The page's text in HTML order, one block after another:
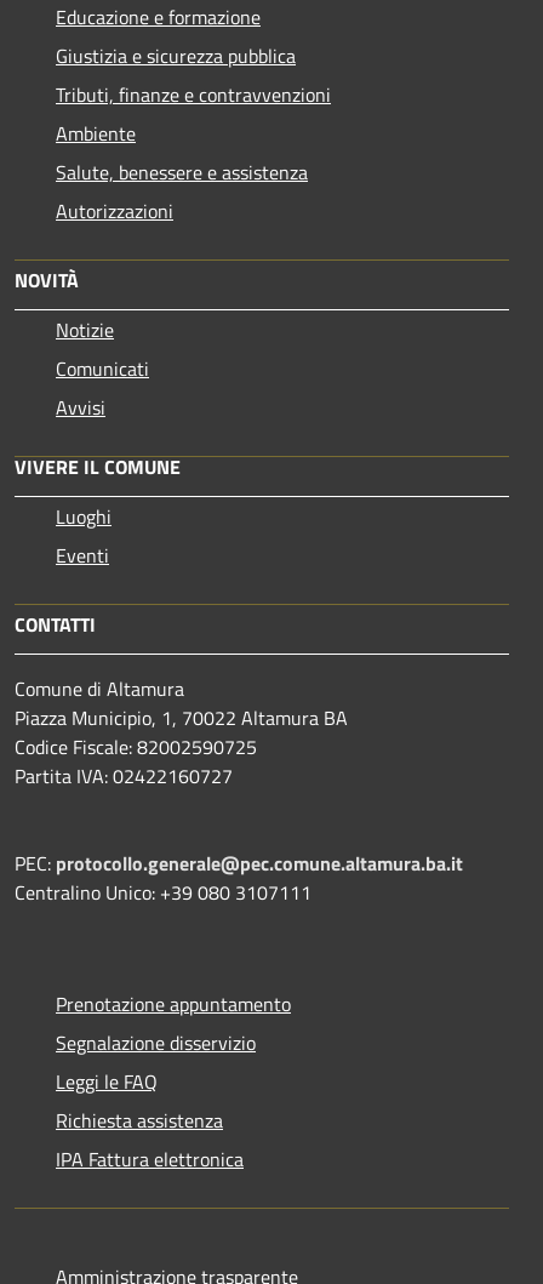
Educazione e formazione
Giustizia e sicurezza pubblica
Tributi, finanze e contravvenzioni
Ambiente
Salute, benessere e assistenza
Autorizzazioni
NOVITÀ
Notizie
Comunicati
Avvisi
VIVERE IL COMUNE
Luoghi
Eventi
CONTATTI
Comune di Altamura
Piazza Municipio, 1, 70022 Altamura BA
Codice Fiscale: 82002590725
Partita IVA: 02422160727
PEC: protocollo.generale@pec.comune.altamura.ba.it
Centralino Unico: +39 080 3107111
Prenotazione appuntamento
Segnalazione disservizio
Leggi le FAQ
Richiesta assistenza
IPA Fattura elettronica
Amministrazione trasparente